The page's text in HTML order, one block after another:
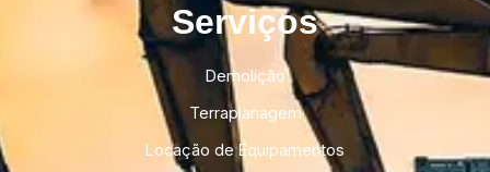
Serviços
Demolição
Terraplanagem
Locação de Equipamentos